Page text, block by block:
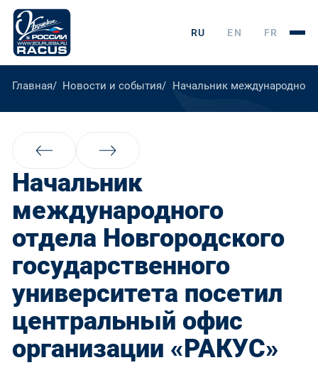
RU EN FR
Главная Новости и события Начальник
Начальник
международного
отдела Новгородского
государственного
университета посетил
центральный офис
организации «РАКУС»